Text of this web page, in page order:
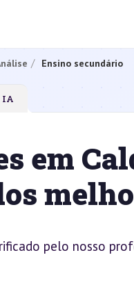
Ensino secundário
IA
em
pelo nosso